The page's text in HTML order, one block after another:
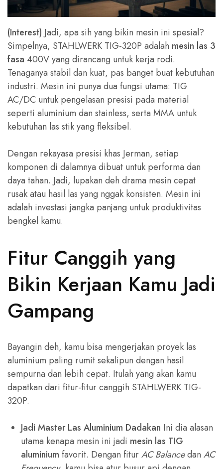
(Interest) Jadi, apa sih yang bikin mesin ini spesial?
Simpelnya, STAHLWERK TIG-320P adalah mesin las 3
fasa 400V yang dirancang untuk kerja rodi.
Tenaganya stabil dan kuat, pas banget buat kebutuhan
industri. Mesin ini punya dua fungsi utama: TIG
AC/DC untuk pengelasan presisi pada material
seperti aluminium dan stainless, serta MMA untuk
kebutuhan las stik yang fleksibel.
Dengan rekayasa presisi khas Jerman, setiap
komponen di dalamnya dibuat untuk performa dan
daya tahan. Jadi, lupakan deh drama mesin cepat
rusak atau hasil las yang nggak konsisten. Mesin ini
adalah investasi jangka panjang untuk produktivitas
bengkel kamu.
Fitur Canggih yang
Bikin Kerjaan Kamu Jadi
Gampang
Bayangin deh, kamu bisa mengerjakan proyek las
aluminium paling rumit sekalipun dengan hasil
sempurna dan lebih cepat. Itulah yang akan kamu
dapatkan dari fitur-fitur canggih STAHLWERK TIG-
320P.
Jadi Master Las Aluminium Dadakan Ini dia alasan
utama kenapa mesin ini jadi mesin las TIG
aluminium favorit. Dengan fiturAC Balancedan AC